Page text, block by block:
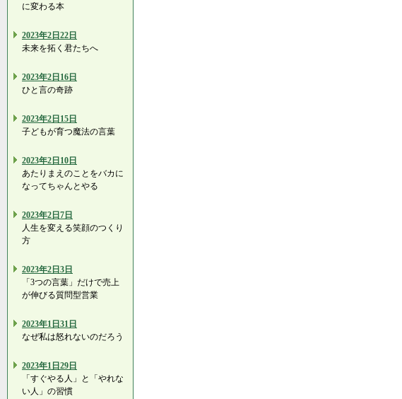
に変わる本
2023年2日22日
未来を拓く君たちへ
2023年2日16日
ひと言の奇跡
2023年2日15日
子どもが育つ魔法の言葉
2023年2日10日
あたりまえのことをバカに
なってちゃんとやる
2023年2日7日
人生を変える笑顔のつくり
方
2023年2日3日
「3つの言葉」だけで売上
が伸びる質問型営業
2023年1日31日
なぜ私は怒れないのだろう
2023年1日29日
「すぐやる人」と「やれな
い人」の習慣